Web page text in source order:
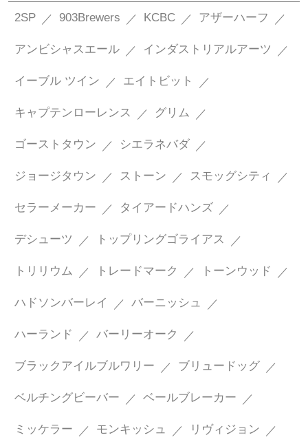
2SP 903Brewers KCBC アザーハーフ
アンビシャスエール インダストリアルアーツ
イーブル ツイン エイトビット
キャプテンローレンス グリム
ゴーストタウン シエラネバダ
ジョージタウン ストーン スモッグシティ
セラーメーカー タイアードハンズ
デシューツ トップリングゴライアス
トリリウム トレードマーク トーンウッド
ハドソンバーレイ バーニッシュ
ハーランド バーリーオーク
ブラックアイルブルワリー ブリュードッグ
ベルチングビーバー ベールブレーカー
ミッケラー モンキッシュ リヴィジョン